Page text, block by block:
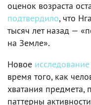
оценок возраста
подтвердило, что
тысяч лет назад —
на Земле».
Новое исследование
время того, как
хватания предмета,
паттерны